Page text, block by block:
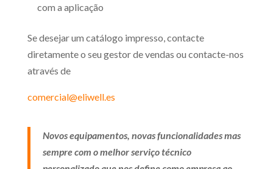
com a aplicação
Se desejar um catálogo impresso, contacte
diretamente o seu gestor de vendas ou contacte-nos
através de
comercial@eliwell.es
Novos equipamentos, novas funcionalidades mas
sempre com o melhor serviço técnico